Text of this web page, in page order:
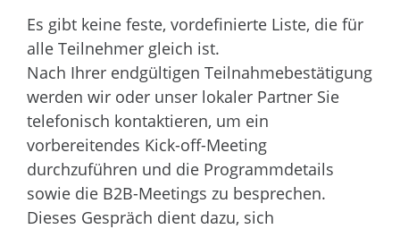
Es gibt keine feste, vordefinierte Liste, die für
alle Teilnehmer gleich ist.
Nach Ihrer endgültigen Teilnahmebestätigung
werden wir oder unser lokaler Partner Sie
telefonisch kontaktieren, um ein
vorbereitendes Kick-off-Meeting
durchzuführen und die Programmdetails
sowie die B2B-Meetings zu besprechen.
Dieses Gespräch dient dazu, sich